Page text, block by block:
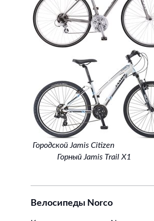
Городской Jamis Citizen
Горный Jamis Trail X1
Велосипеды Norco